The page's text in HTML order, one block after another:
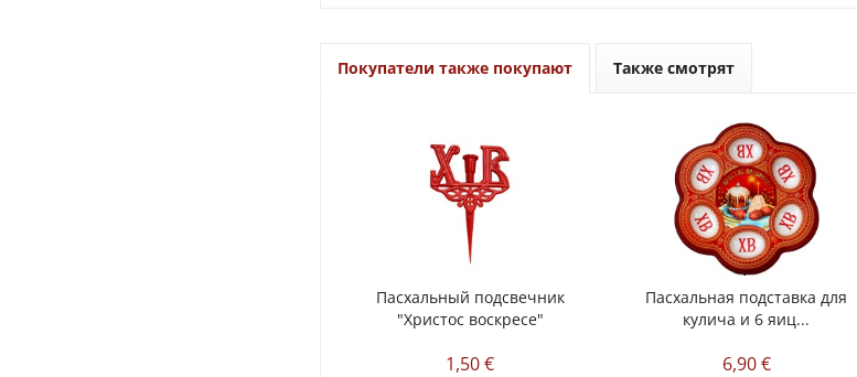
Покупатели также покупают Также смотрят
Пасхальный подсвечник
"Христос воскресе"
1,50 €
Пасxальная подставка для
кулича и 6 яиц...
6,90 €